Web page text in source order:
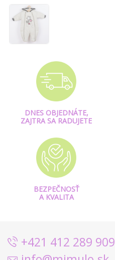
DNES OBJEDNÁTE,
ZAJTRA SA RADUJETE
BEZPEČNOSŤ
A KVALITA
+421 412 289 909